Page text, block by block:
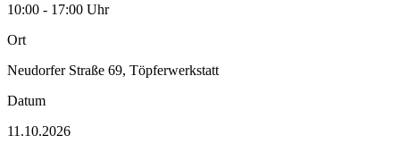
10:00 - 17:00 Uhr
Ort
Neudorfer Straße 69, Töpferwerkstatt
Datum
11.10.2026